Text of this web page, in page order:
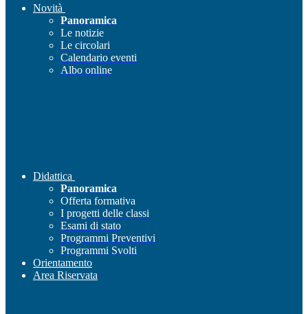
Novità
Panoramica
Le notizie
Le circolari
Calendario eventi
Albo online
Didattica
Panoramica
Offerta formativa
I progetti delle classi
Esami di stato
Programmi Preventivi
Programmi Svolti
Orientamento
Area Riservata